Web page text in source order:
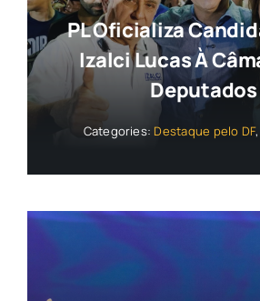
PL Oficializa
Izalci Lucas À
Deputados
Categories: Destaque pelo DF,